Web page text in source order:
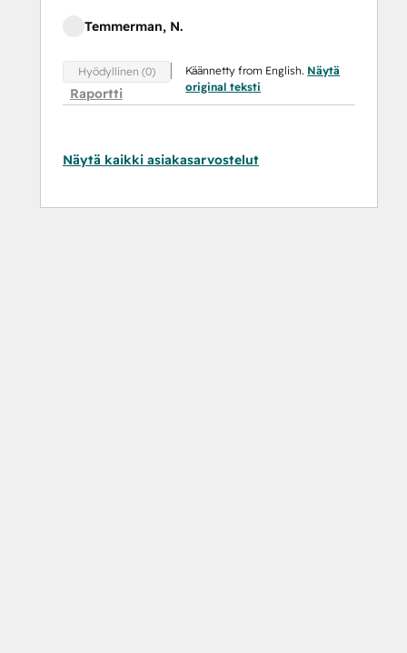
Temmerman, N.
Hyödyllinen (0)
Raportti
Käännetty from English. Näytä
original teksti
Näytä kaikki asiakasarvostelut